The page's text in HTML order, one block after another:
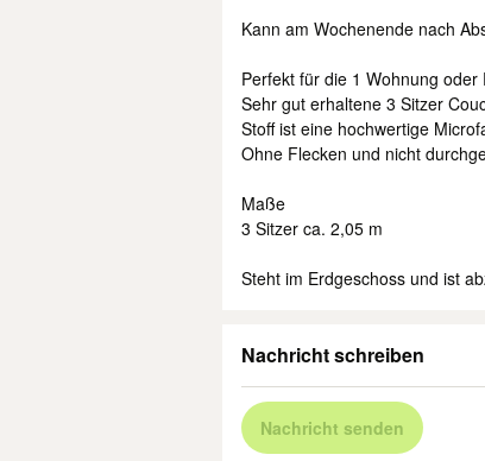
Kann am Wochenende nach
Perfekt für die 1 Wohnung oder
Sehr gut erhaltene 3 Sitzer
Stoff ist eine hochwertige
Ohne Flecken und nicht
Maße
3 Sitzer ca. 2,05 m
Steht im Erdgeschoss und ist
Nachricht schreiben
Nachricht senden